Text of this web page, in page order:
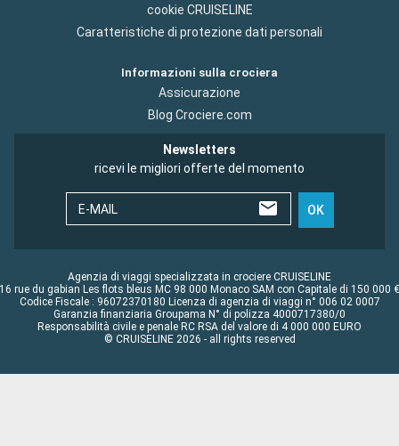
cookie CRUISELINE
Caratteristiche di protezione dati personali
Informazioni sulla crociera
Assicurazione
Blog Crociere.com
Newsletters
ricevi le migliori offerte del momento
E-MAIL OK
Agenzia di viaggi specializzata in crociere CRUISELINE
16 rue du gabian Les flots bleus MC 98 000 Monaco SAM con Capitale di 150 000 €
Codice Fiscale : 96072370180 Licenza di agenzia di viaggi n° 006 02 0007
Garanzia finanziaria Groupama N° di polizza 4000717380/0
Responsabilità civile e penale RC RSA del valore di 4 000 000 EURO
© CRUISELINE 2026 - all rights reserved